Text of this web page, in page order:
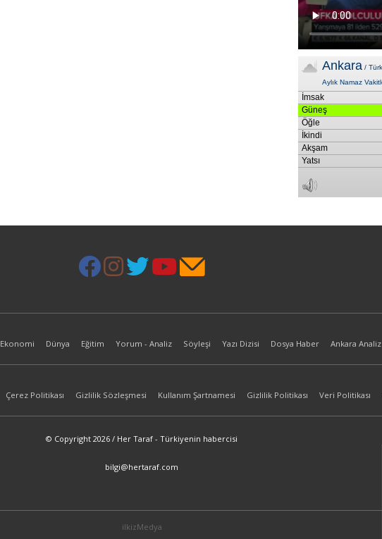
Ekonomi Dünya Eğitim Yorum - Analiz Söyleşi Yazı Dizisi Dosya Haber Ankara Analiz
Çerez Politikası Gizlilik Sözleşmesi Kullanım Şartnamesi Gizlilik Politikası Veri Politikası
© Copyright 2026 / Her Taraf - Türkiyenin habercisi
bilgi@hertaraf.com
ilkizMedya